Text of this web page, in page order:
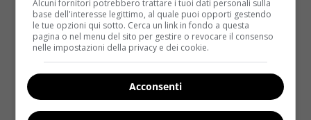
sistema ormonale utile per tutti quei sintomi
connessi alla fase premestruale, associati a
nervosismo, irritabilità e sbalzi d’umore.
Poco conosciute sonola griffonia, utilizzata con
buoni risultati come antidepressivo naturale (alza i
livelli di serotonina) el’ipericoche agisce come
riequilibrante del tono dell’umore, limitando il
Alcuni fornitori potrebbero trattare i tuoi dati personali sulla
base dell'interesse legittimo, al quale puoi opporti gestendo
le tue opzioni qui sotto. Cerca un link in fondo a questa
pagina o nel menu del sito per gestire o revocare il consenso
nelle impostazioni della privacy e dei cookie.
Acconsenti